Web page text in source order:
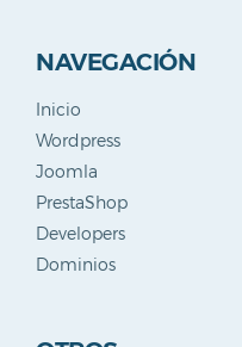
NAVEGACIÓN
Inicio
Wordpress
Joomla
PrestaShop
Developers
Dominios